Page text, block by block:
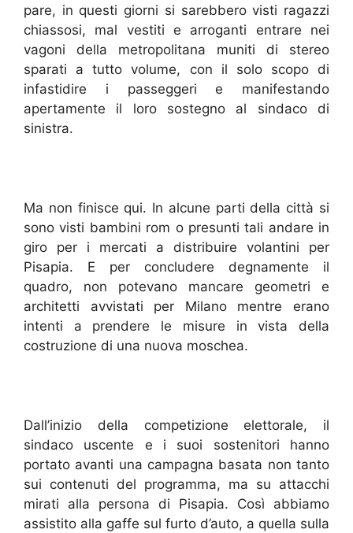
pare, in questi giorni si sarebbero visti ragazzi
chiassosi, mal vestiti e arroganti entrare nei
vagoni della metropolitana muniti di stereo
sparati a tutto volume, con il solo scopo di
infastidire i passeggeri e manifestando
apertamente il loro sostegno al sindaco di
sinistra.
Ma non finisce qui. In alcune parti della città si
sono visti bambini rom o presunti tali andare in
giro per i mercati a distribuire volantini per
Pisapia. E per concludere degnamente il
quadro, non potevano mancare geometri e
architetti avvistati per Milano mentre erano
intenti a prendere le misure in vista della
costruzione di una nuova moschea.
Dall’inizio della competizione elettorale, il
sindaco uscente e i suoi sostenitori hanno
portato avanti una campagna basata non tanto
sui contenuti del programma, ma su attacchi
mirati alla persona di Pisapia. Così abbiamo
assistito alla gaffe sul furto d’auto, a quella sulla